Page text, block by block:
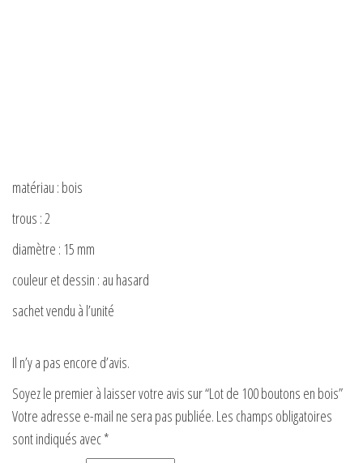
matériau : bois
trous : 2
diamètre : 15 mm
couleur et dessin : au hasard
sachet vendu à l’unité
Il n’y a pas encore d’avis.
Soyez le premier à laisser votre avis sur “Lot de 100 boutons en bois”
Votre adresse e-mail ne sera pas publiée. Les champs obligatoires
sont indiqués avec*